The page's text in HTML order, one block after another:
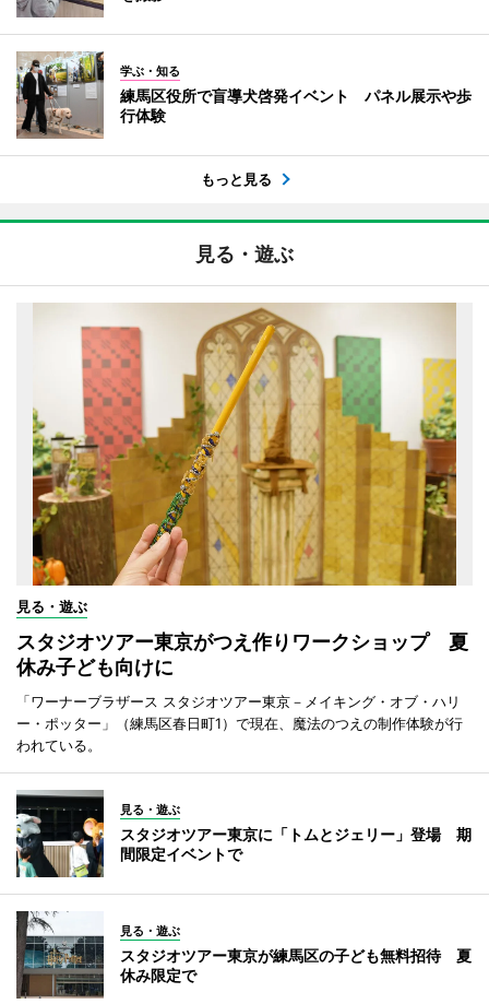
学ぶ・知る
練馬区役所で盲導犬啓発イベント パネル展示や歩
行体験
もっと見る
見る・遊ぶ
見る・遊ぶ
スタジオツアー東京がつえ作りワークショップ 夏
休み子ども向けに
「ワーナーブラザース スタジオツアー東京－メイキング・オブ・ハリ
ー・ポッター」（練馬区春日町1）で現在、魔法のつえの制作体験が行
われている。
見る・遊ぶ
スタジオツアー東京に「トムとジェリー」登場 期
間限定イベントで
見る・遊ぶ
スタジオツアー東京が練馬区の子ども無料招待 夏
休み限定で